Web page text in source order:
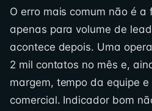
O erro mais comum não é
apenas para volume de
acontece depois. Uma
2 mil contatos no mês e,
margem, tempo da equipe
comercial. Indicador bom